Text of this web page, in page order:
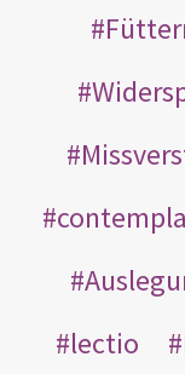
lectio